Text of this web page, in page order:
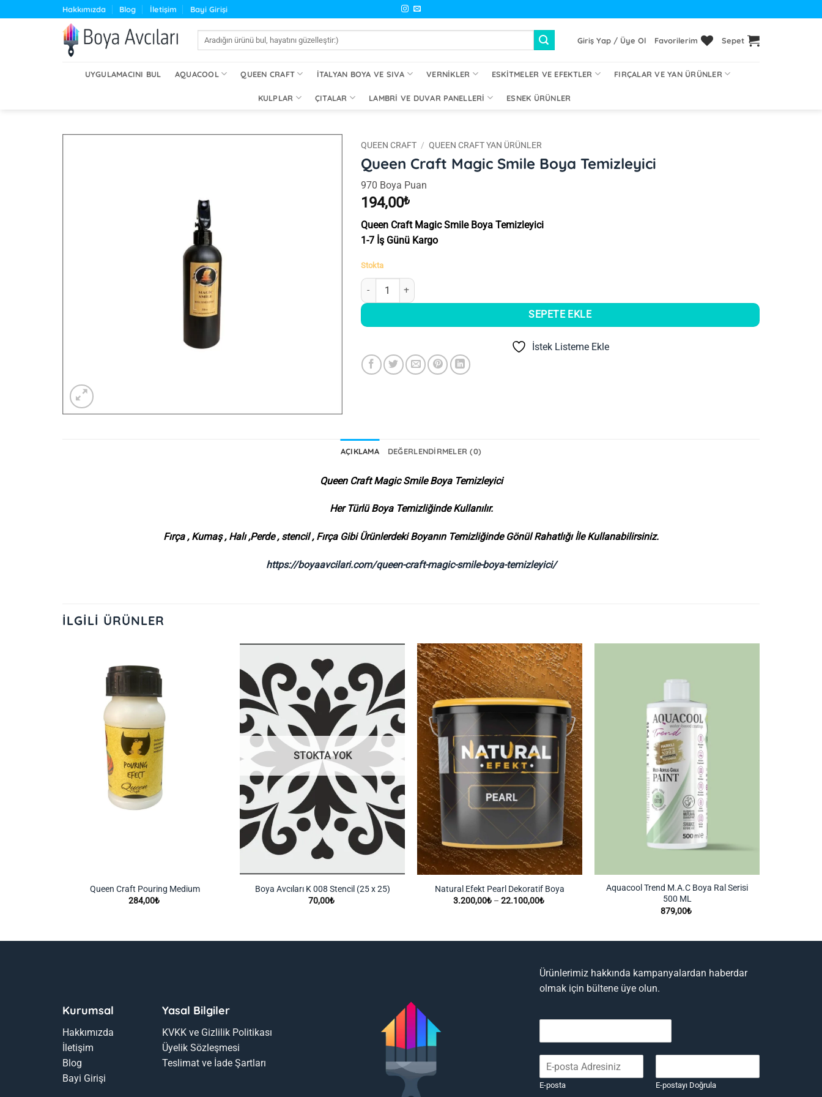
atla
Hakkımızda Blog İletişim Bayi Girişi
Giriş Yap / Üye Ol Favorilerim Sepet
UYGULAMACINI BUL AQUACOOL QUEEN CRAFT İTALYAN BOYA VE SIVA VERNIKLER ESKITMELER VE EFEKTLER FIRÇALAR VE YAN ÜRÜNLER
KULPLAR ÇITALAR LAMBRI VE DUVAR PANELLERI ESNEK ÜRÜNLER
QUEEN CRAFT / QUEEN CRAFT YAN ÜRÜNLER
Queen Craft Magic Smile Boya Temizleyici
970 Boya Puan
194,00₺
Queen Craft Magic Smile Boya Temizleyici
1-7 İş Günü Kargo
Stokta
Queen Craft Magic Smile Boya Temizleyici adet
SEPETE EKLE
İstek Listeme Ekle
AÇIKLAMA DEĞERLENDIRMELER (0)
Queen Craft Magic Smile Boya Temizleyici
Her Türlü Boya Temizliğinde Kullanılır.
Fırça , Kumaş , Halı ,Perde , stencil , Fırça Gibi Ürünlerdeki Boyanın Temizliğinde Gönül Rahatlığı İle Kullanabilirsiniz.
https://boyaavcilari.com/queen-craft-magic-smile-boya-temizleyici/
İLGILI ÜRÜNLER
Queen Craft Pouring Medium
284,00₺
İstek
Listeme
Ekle
STOKTA YOK
Boya Avcıları K 008 Stencil (25 x 25)
70,00₺
İstek
Listeme
Ekle
Natural Efekt Pearl Dekoratif Boya
3.200,00₺ – 22.100,00₺Fiyat
Aquacool Trend M.A.C Boya Ral Serisi
500 ML
879,00₺
Kurumsal
Hakkımızda
İletişim
Blog
Bayi Girişi
Yasal Bilgiler
KVKK ve Gizlilik Politikası
Üyelik Sözleşmesi
Teslimat ve İade Şartları
Ürünlerimiz hakkında kampanyalardan haberdar
olmak için bültene üye olun.
E-posta E-postayı Doğrula